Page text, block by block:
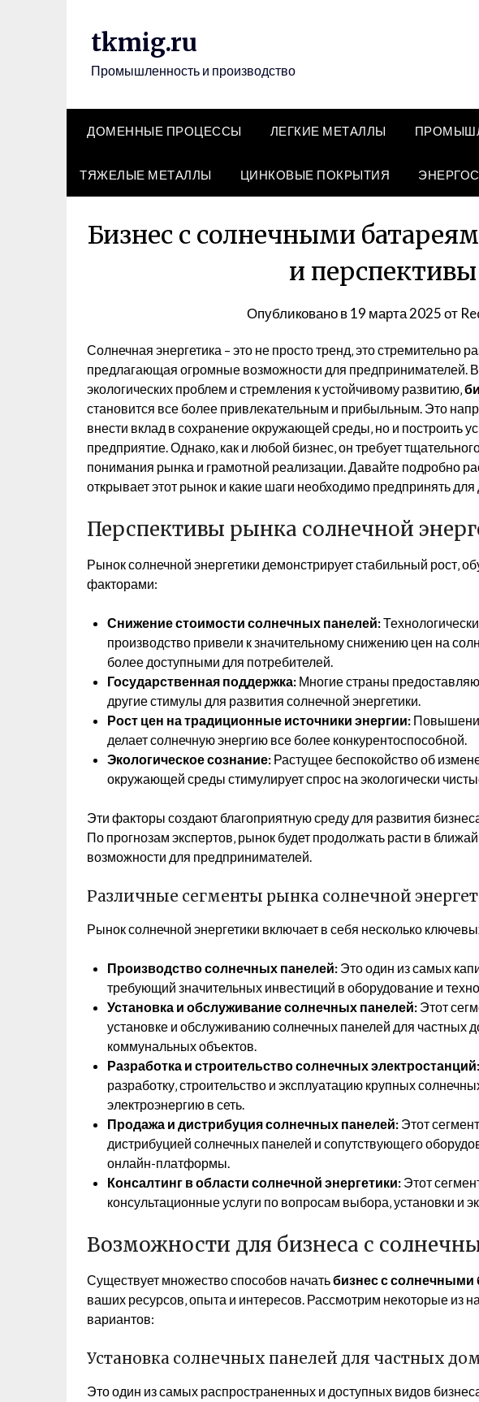
tkmig.ru
Промышленность и производство
ДОМЕННЫЕ ПРОЦЕССЫ ЛЕГКИЕ МЕТАЛЛЫ
ТЯЖЕЛЫЕ МЕТАЛЛЫ ЦИНКОВЫЕ ПОКРЫТИЯ
Бизнес с солнечными
и перспективы
Опубликовано в19 марта 2025от
Солнечная энергетика – это не просто тренд‚ это стремительно
предлагающая огромные возможности для предпринимателей.
экологических проблем и стремления к устойчивому развитию‚
становится все более привлекательным и прибыльным. Это
внести вклад в сохранение окружающей среды‚ но и построить
предприятие. Однако‚ как и любой бизнес‚ он требует
понимания рынка и грамотной реализации. Давайте подробно
открывает этот рынок и какие шаги необходимо предпринять
Перспективы рынка солнечной
Рынок солнечной энергетики демонстрирует стабильный рост‚
факторами:
Снижение стоимости солнечных панелей:
производство привели к значительному снижению цен на
более доступными для потребителей.
Государственная поддержка: Многие страны
другие стимулы для развития солнечной энергетики.
Рост цен на традиционные источники энергии:
делает солнечную энергию все более конкурентоспособной.
Экологическое сознание: Растущее беспокойство об
окружающей среды стимулирует спрос на экологически
Эти факторы создают благоприятную среду для развития
По прогнозам экспертов‚ рынок будет продолжать расти в
возможности для предпринимателей.
Различные сегменты рынка солнечной
Рынок солнечной энергетики включает в себя несколько
Производство солнечных панелей: Это один из самых
требующий значительных инвестиций в оборудование и
Установка и обслуживание солнечных панелей: Этот
установке и обслуживанию солнечных панелей для частных
коммунальных объектов.
Разработка и строительство солнечных электростанций:
разработку‚ строительство и эксплуатацию крупных
электроэнергию в сеть.
Продажа и дистрибуция солнечных панелей: Этот
дистрибуцией солнечных панелей и сопутствующего
онлайн-платформы.
Консалтинг в области солнечной энергетики: Этот
консультационные услуги по вопросам выбора‚ установки и
Возможности для бизнеса с
Существует множество способов начатьбизнес с солнечными
ваших ресурсов‚ опыта и интересов. Рассмотрим некоторые из
вариантов:
Установка солнечных панелей для частных
Это один из самых распространенных и доступных видов